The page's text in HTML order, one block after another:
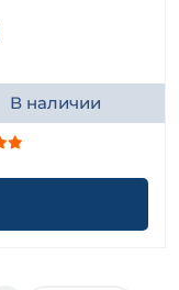
В наличии